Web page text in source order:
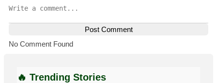
Post Comment
No Comment Found
🔥 Trending Stories